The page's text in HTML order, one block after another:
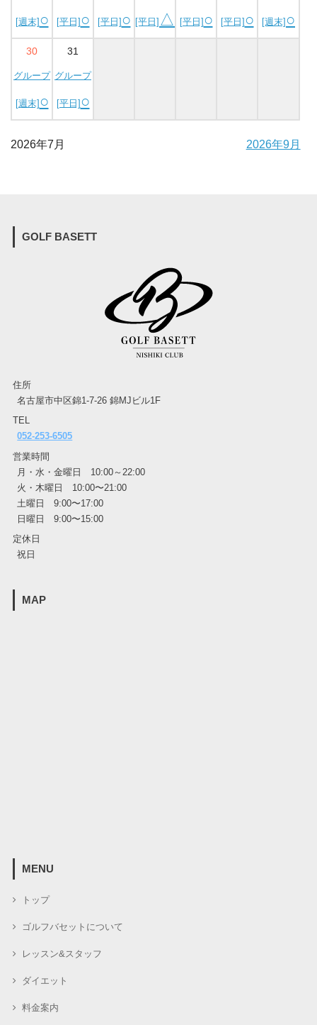
[週末] ○ [平日] ○ [平日] ○ [平日] △ [平日] ○ [平日] ○ [週末] ○
30
グループ
[週末] ○
31
グループ
[平日] ○
2026年7月 2026年9月
GOLF BASETT
住所
名古屋市中区錦1-7-26 錦MJビル1F
TEL
052-253-6505
営業時間
月・水・金曜日 10:00～22:00
火・木曜日 10:00〜21:00
土曜日 9:00〜17:00
日曜日 9:00〜15:00
定休日
祝日
MAP
MENU
トップ
ゴルフバセットについて
レッスン&スタッフ
ダイエット
料金案内